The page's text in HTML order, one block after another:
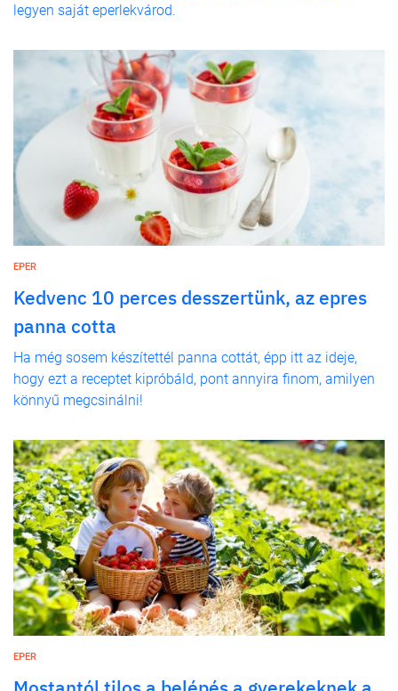
legyen saját eperlekvárod.
EPER
Kedvenc 10 perces desszertünk, az epres
panna cotta
Ha még sosem készítettél panna cottát, épp itt az ideje,
hogy ezt a receptet kipróbáld, pont annyira finom, amilyen
könnyű megcsinálni!
EPER